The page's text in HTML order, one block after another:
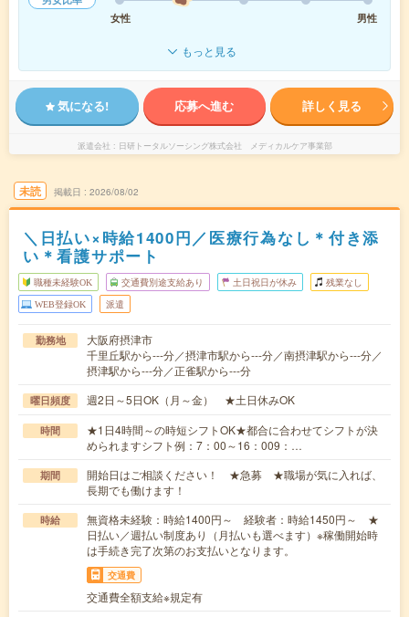
女性
男性
もっと見る
気になる! 応募へ進む 詳しく見る
派遣会社 日研トータルソーシング株式会社 メディカルケア事業部
未読 掲載日 2026/08/02
＼日払い×時給1400円／医療行為なし＊付き添
い＊看護サポート
職種未経験OK 交通費別途支給あり 土日祝日が休み 残業なし
WEB登録OK 派遣
勤務地
大阪府摂津市
千里丘駅から---分／摂津市駅から---分／南摂津駅から---分／
摂津駅から---分／正雀駅から---分
曜日頻度 週2日～5日OK（月～金） ★土日休みOK
時間
★1日4時間～の時短シフトOK★都合に合わせてシフトが決
められますシフト例：7：00～16：009：…
期間
開始日はご相談ください！ ★急募 ★職場が気に入れば、
長期でも働けます！
時給
無資格未経験：時給1400円～ 経験者：時給1450円～ ★
日払い／週払い制度あり（月払いも選べます）※稼働開始時
は手続き完了次第のお支払いとなります。
交通費
交通費全額支給※規定有